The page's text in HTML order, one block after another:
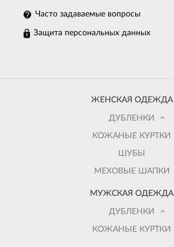
Часто задаваемые вопросы
Защита персональных данных
ЖЕНСКАЯ ОДЕЖДА
ДУБЛЕНКИ
КОЖАНЫЕ КУРТКИ
ШУБЫ
МЕХОВЫЕ ШАПКИ
МУЖСКАЯ ОДЕЖДА
ДУБЛЕНКИ
КОЖАНЫЕ КУРТКИ